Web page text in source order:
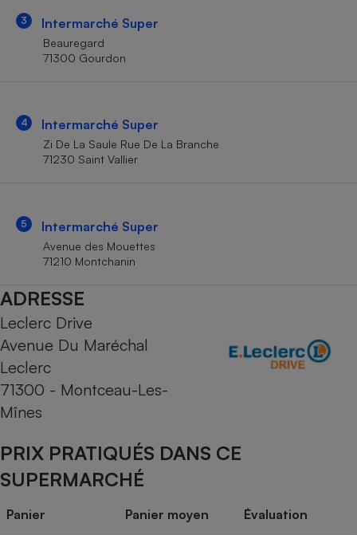
3 Intermarché Super
Beauregard
71300 Gourdon
4 Intermarché Super
Zi De La Saule Rue De La Branche
71230 Saint Vallier
5 Intermarché Super
Avenue des Mouettes
71210 Montchanin
ADRESSE
Leclerc Drive
Avenue Du Maréchal
Leclerc
71300 - Montceau-Les-
Mînes
PRIX PRATIQUÉS DANS CE
SUPERMARCHÉ
Panier Panier moyen Évaluation
Robot ménager